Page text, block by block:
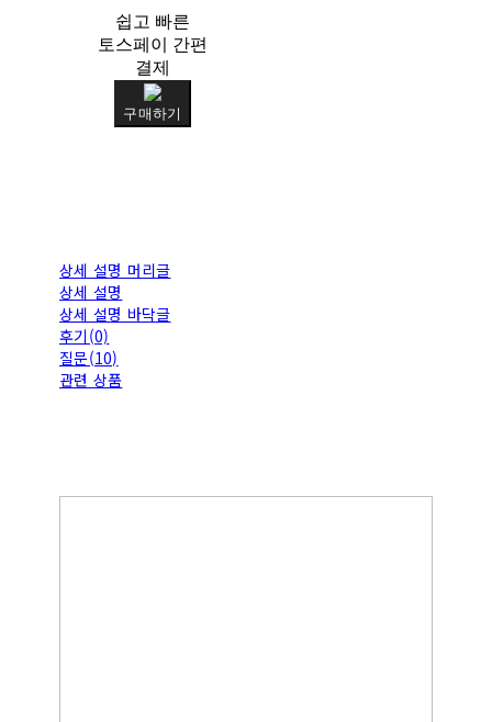
쉽고 빠른
토스페이 간편
결제
구매하기
상세 설명 머리글
상세 설명
상세 설명 바닥글
후기(0)
질문(10)
관련 상품